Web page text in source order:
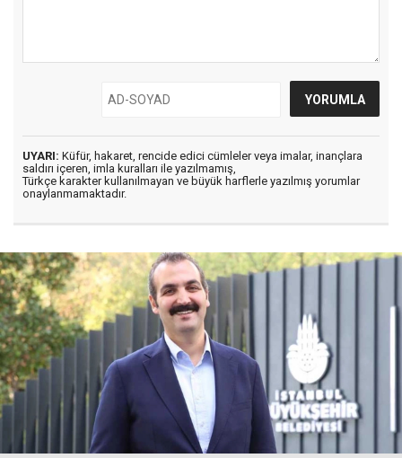
UYARI: Küfür, hakaret, rencide edici cümleler veya imalar, inançlara
saldırı içeren, imla kuralları ile yazılmamış,
Türkçe karakter kullanılmayan ve büyük harflerle yazılmış yorumlar
onaylanmamaktadır.